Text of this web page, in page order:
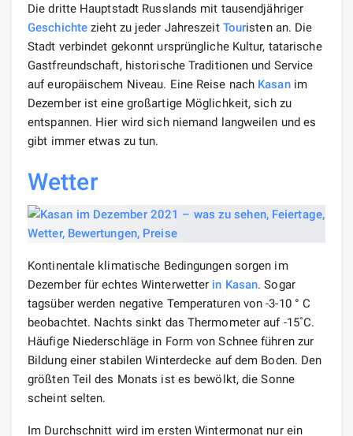
Die dritte Hauptstadt Russlands mit tausendjähriger
Geschichte zieht zu jeder Jahreszeit Touristen an. Die
Stadt verbindet gekonnt ursprüngliche Kultur, tatarische
Gastfreundschaft, historische Traditionen und Service
auf europäischem Niveau. Eine Reise nach Kasanim
Dezember ist eine großartige Möglichkeit, sich zu
entspannen. Hier wird sich niemand langweilen und es
gibt immer etwas zu tun.
Wetter
Kontinentale klimatische Bedingungen sorgen im
Dezember für echtes Winterwetter in Kasan. Sogar
tagsüber werden negative Temperaturen von -3-10 ° C
beobachtet. Nachts sinkt das Thermometer auf -15˚С.
Häufige Niederschläge in Form von Schnee führen zur
Bildung einer stabilen Winterdecke auf dem Boden. Den
größten Teil des Monats ist es bewölkt, die Sonne
scheint selten.
Im Durchschnitt wird im ersten Wintermonat nur ein